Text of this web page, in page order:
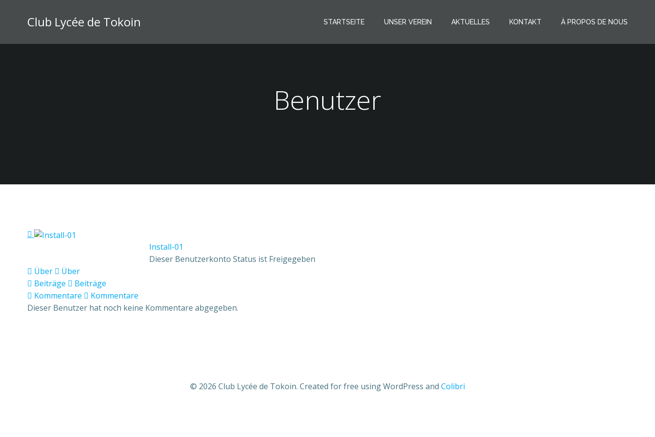
springenClub Lycée de Tokoin STARTSEITE UNSER VEREIN AKTUELLES KONTAKT À PROPOS DE NOUS
Benutzer
Install-01
Dieser Benutzerkonto Status ist Freigegeben
Über
Über
Beiträge
Beiträge
Kommentare
Kommentare
Dieser Benutzer hat noch keine Kommentare abgegeben.
© 2026 Club Lycée de Tokoin. Created for free using WordPress and Colibri